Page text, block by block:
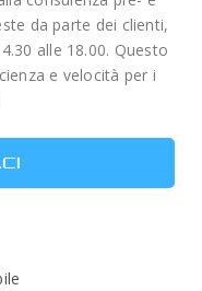
da parte dei clienti,
alle 18.00. Questo
e velocità per i